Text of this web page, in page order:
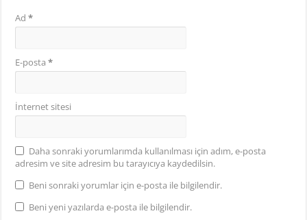
Ad*
E-posta*
İnternet sitesi
Daha sonraki yorumlarımda kullanılması için adım, e-posta
adresim ve site adresim bu tarayıcıya kaydedilsin.
Beni sonraki yorumlar için e-posta ile bilgilendir.
Beni yeni yazılarda e-posta ile bilgilendir.